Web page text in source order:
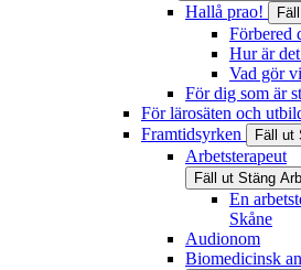
Hallå prao!
Förbered
Hur är
Vad gör
För dig som är
För lärosäten och
Framtidsyrken
Fäll ut
Arbetsterapeut
Fäll ut Stäng
En
Skåne
Audionom
Biomedicinsk